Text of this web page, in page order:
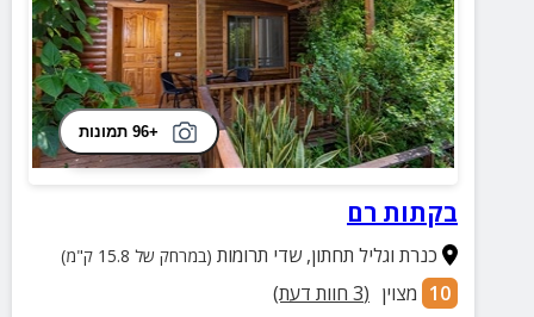
+96 תמונות
בקתות רם
כנרת וגליל תחתון,שדי תרומות (במרחק של 15.8 ק"מ)
10 מצוין (
3 חוות דעת)